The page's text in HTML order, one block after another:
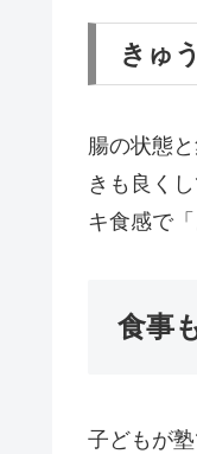
きゅ
腸の状態
きも良く
キ食感で
食事
子どもが